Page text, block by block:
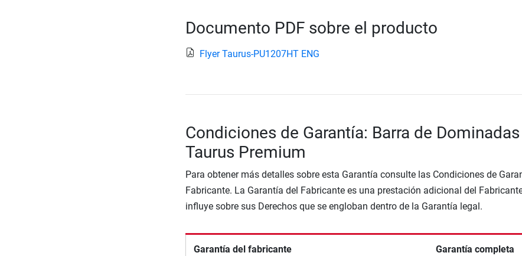
Documento PDF sobre el producto
Flyer Taurus-PU1207HT ENG
Condiciones de Garantía: Barra de Dominadas
Taurus Premium
Para obtener más detalles sobre esta Garantía consulte las Condiciones de
Fabricante. La Garantía del Fabricante es una prestación adicional del
influye sobre sus Derechos que se engloban dentro de la Garantía legal.
Garantía del fabricante Garantía completa